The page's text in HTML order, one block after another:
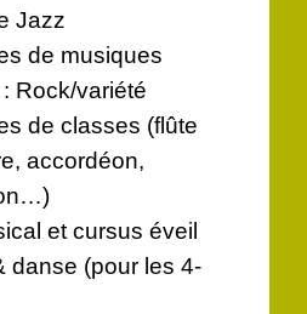
Jazz
de musiques
Rock/variété
de classes (flûte
accordéon,
et cursus éveil
danse (pour les 4-